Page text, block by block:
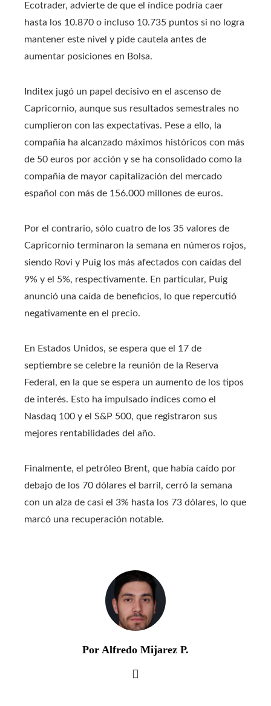
Ecotrader, advierte de que el índice podría caer
hasta los 10.870 o incluso 10.735 puntos si no logra
mantener este nivel y pide cautela antes de
aumentar posiciones en Bolsa.
Inditex jugó un papel decisivo en el ascenso de
Capricornio, aunque sus resultados semestrales no
cumplieron con las expectativas. Pese a ello, la
compañía ha alcanzado máximos históricos con más
de 50 euros por acción y se ha consolidado como la
compañía de mayor capitalización del mercado
español con más de 156.000 millones de euros.
Por el contrario, sólo cuatro de los 35 valores de
Capricornio terminaron la semana en números rojos,
siendo Rovi y Puig los más afectados con caídas del
9% y el 5%, respectivamente. En particular, Puig
anunció una caída de beneficios, lo que repercutió
negativamente en el precio.
En Estados Unidos, se espera que el 17 de
septiembre se celebre la reunión de la Reserva
Federal, en la que se espera un aumento de los tipos
de interés. Esto ha impulsado índices como el
Nasdaq 100 y el S&P 500, que registraron sus
mejores rentabilidades del año.
Finalmente, el petróleo Brent, que había caído por
debajo de los 70 dólares el barril, cerró la semana
con un alza de casi el 3% hasta los 73 dólares, lo que
marcó una recuperación notable.
Por Alfredo Mijarez P.